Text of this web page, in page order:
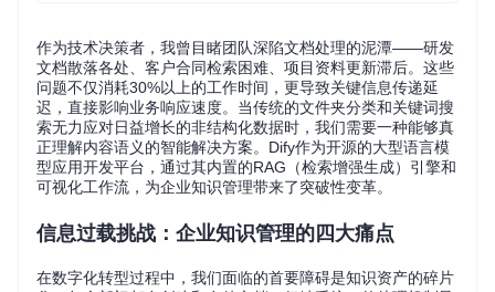
作为技术决策者，我曾目睹团队深陷文档处理的泥潭——研发
文档散落各处、客户合同检索困难、项目资料更新滞后。这些
问题不仅消耗30%以上的工作时间，更导致关键信息传递延
迟，直接影响业务响应速度。当传统的文件夹分类和关键词搜
索无力应对日益增长的非结构化数据时，我们需要一种能够真
正理解内容语义的智能解决方案。Dify作为开源的大型语言模
型应用开发平台，通过其内置的RAG（检索增强生成）引擎和
可视化工作流，为企业知识管理带来了突破性变革。
信息过载挑战：企业知识管理的四大痛点
在数字化转型过程中，我们面临的首要障碍是知识资产的碎片